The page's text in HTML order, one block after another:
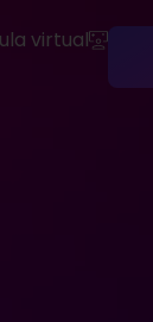
virtual